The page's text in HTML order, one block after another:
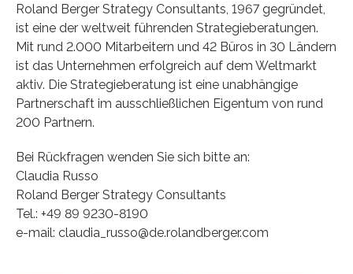
Roland Berger Strategy Consultants, 1967 gegründet,
ist eine der weltweit führenden Strategieberatungen.
Mit rund 2.000 Mitarbeitern und 42 Büros in 30 Ländern
ist das Unternehmen erfolgreich auf dem Weltmarkt
aktiv. Die Strategieberatung ist eine unabhängige
Partnerschaft im ausschließlichen Eigentum von rund
200 Partnern.
Bei Rückfragen wenden Sie sich bitte an:
Claudia Russo
Roland Berger Strategy Consultants
Tel.: +49 89 9230-8190
e-mail: claudia_russo@de.rolandberger.com